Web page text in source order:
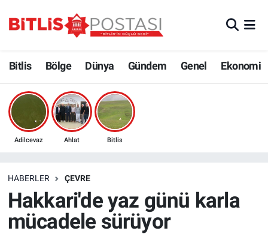
Bitlis Bölge Dünya Gündem Genel Ekonomi
Adilcevaz Ahlat Bitlis
HABERLER ÇEVRE
Hakkari'de yaz günü karla
mücadele sürüyor
Bölge
Çevre
Eğitim
Ekonomi
Bitlis Trafik Yoğunluk Haritası
Süper Lig Puan Durumu ve Fikstür
Son Dakika Haberleri
Haber Arşivi